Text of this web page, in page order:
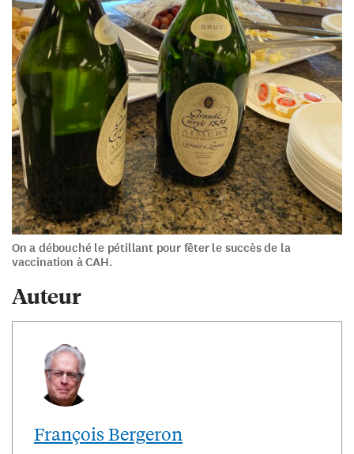
On a débouché le pétillant pour fêter le succès de la
vaccination à CAH.
Auteur
François Bergeron